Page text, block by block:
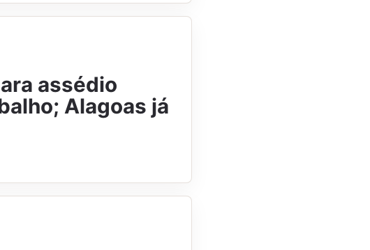
assédio
Alagoas já